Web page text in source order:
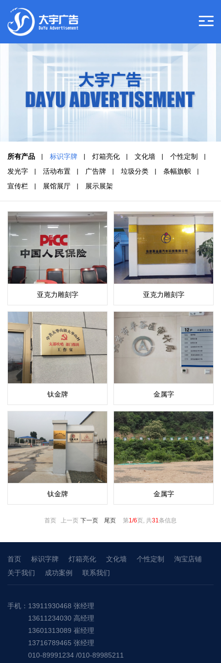
所有产品 标识字牌 灯箱亮化 文化墙
个性定制
发光字
活动布置 广告牌 垃圾分类
条幅旗帜
宣传栏
展馆展厅 展示展架
亚克力雕刻字 亚克力雕刻字
钛金牌 金属字
钛金牌 金属字
首页 上一页 下一页 尾页 第1/6页, 共31条信息
首页 标识字牌 灯箱亮化 文化墙 个性定制
淘宝店铺
关于我们
成功案例 联系我们
手机：13911930468 张经理
13611234030 高经理
13601313089 崔经理
13716789465 张经理
010-89991234 /010-89985211